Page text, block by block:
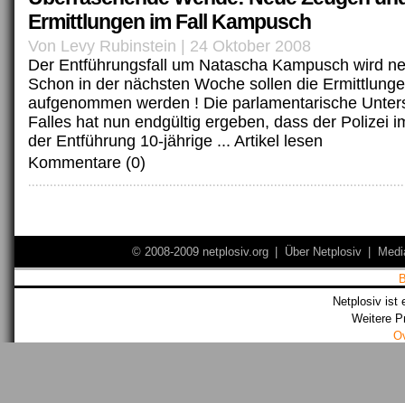
Ermittlungen im Fall Kampusch
Von Levy Rubinstein | 24 Oktober 2008
Der Entführungsfall um Natascha Kampusch wird
Schon in der nächsten Woche sollen die
aufgenommen werden ! Die parlamentarische
Falles hat nun endgültig ergeben, dass der Polizei
der Entführung 10-jährige ... Artikel lesen
Kommentare (0)
© 2008-2009 netplosiv.org Über Netplosiv
Netplosiv ist
Weitere